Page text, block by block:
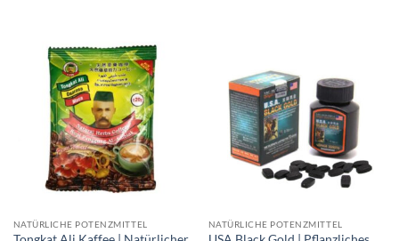
NATÜRLICHE POTENZMITTEL NATÜRLICHE POTENZMITTEL